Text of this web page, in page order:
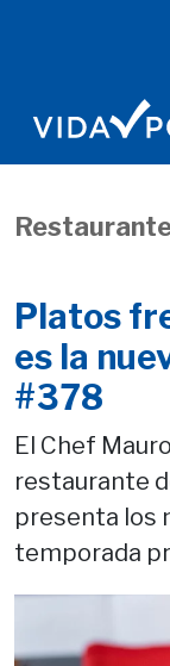
Platos
es la
#378
El Chef
restaurante
presenta los
temporada